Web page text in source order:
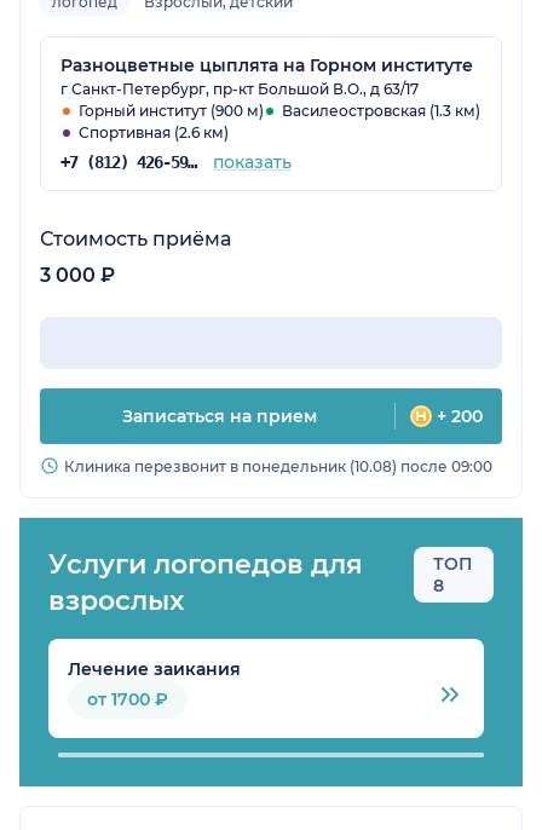
Разноцветные цыплята на Горном институте
г Санкт-Петербург, пр-кт Большой В.О., д 63/17
Горный институт (900 м)
Василеостровская (1.3 км)
Спортивная (2.6 км)
+7 (812) 426-59-16 показать
Стоимость приёма
3 000 ₽
Записаться на прием + 200
Клиника перезвонит в понедельник (10.08) после 09:00
Услуги логопедов для
взрослых
ТОП
8
Лечение заикания
от 1700 ₽